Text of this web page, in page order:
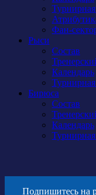
Фан-
Рыси
Состав
Календарь
Бирюса
Состав
Календарь
Подпишитесь на